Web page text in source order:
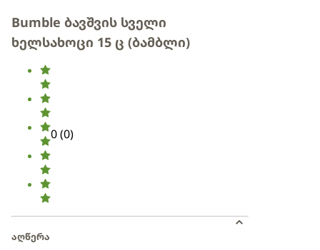
Bumble ბავშვის სველი
ხელსახოცი 15 ც (ბამბლი)
0(0)
აღწერა